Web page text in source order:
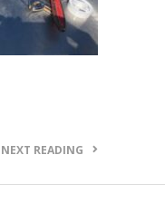
NEXT READING